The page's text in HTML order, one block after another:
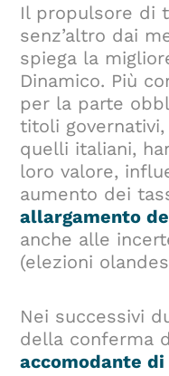
Il propulsore di
senz’altro dai
spiega la
Dinamico. Più
per la parte
titoli
quelli italiani,
loro valore,
aumento dei
allargamento
anche alle
(elezioni
Nei successivi
della conferma
accomodante di